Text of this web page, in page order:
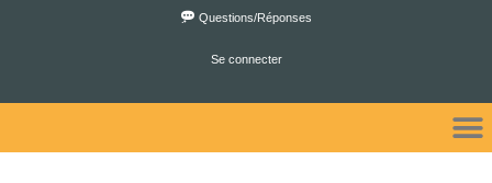
Questions/Réponses
Se connecter